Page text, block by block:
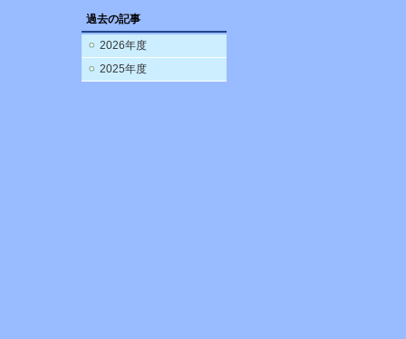
過去の記事
2026年度
2025年度